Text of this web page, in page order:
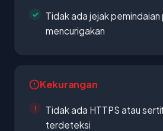
Tidak ada jejak pemindaian
mencurigakan
Kekurangan
Tidak ada HTTPS atau
terdeteksi